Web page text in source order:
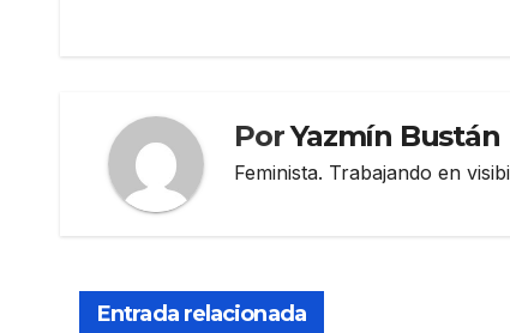
PorYazmín Bustán
Feminista. Trabajando en
Entrada relacionada